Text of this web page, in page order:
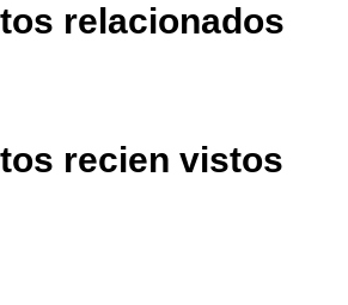
relacionados
recien vistos